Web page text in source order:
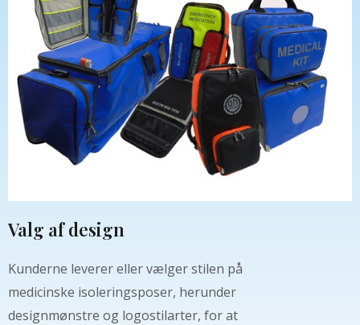
Valg af design
Kunderne leverer eller vælger stilen på
medicinske isoleringsposer, herunder
designmønstre og logostilarter, for at